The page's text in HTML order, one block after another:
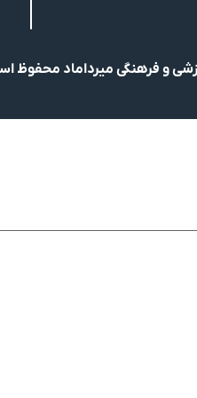
و فرهنگی میرداماد محفوظ